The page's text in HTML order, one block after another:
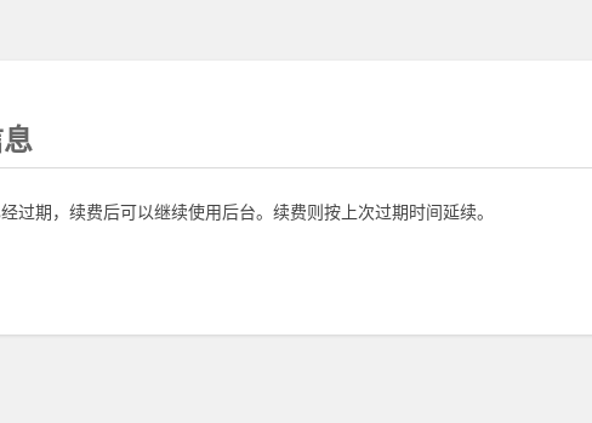
过期，续费后可以继续使用后台。续费则按上次过期时间延续。